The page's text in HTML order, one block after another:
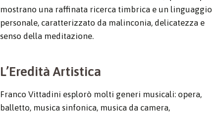
mostrano una raffinata ricerca timbrica e un linguaggio
personale, caratterizzato da malinconia, delicatezza e
senso della meditazione.
L’Eredità Artistica
Franco Vittadini esplorò molti generi musicali: opera,
balletto, musica sinfonica, musica da camera,